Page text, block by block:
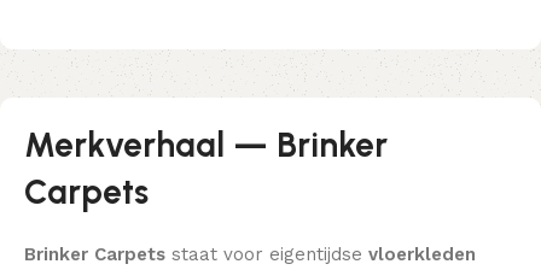
Merkverhaal — Brinker
Carpets
Brinker Carpets staat voor eigentijdse vloerkleden